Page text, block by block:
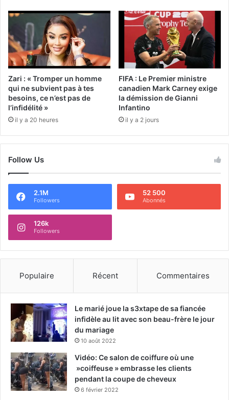
Zari : « Tromper un homme
qui ne subvient pas à tes
besoins, ce n’est pas de
l’infidélité »
il y a 20 heures
FIFA : Le Premier ministre
canadien Mark Carney exige
la démission de Gianni
Infantino
il y a 2 jours
Follow Us
2.1M
Followers
52 500
Abonnés
126k
Followers
Populaire Récent Commentaires
Le marié joue la s3xtape de sa fiancée
infidèle au lit avec son beau-frère le jour
du mariage
10 août 2022
Vidéo: Ce salon de coiffure où une
»coiffeuse » embrasse les clients
pendant la coupe de cheveux
6 février 2022